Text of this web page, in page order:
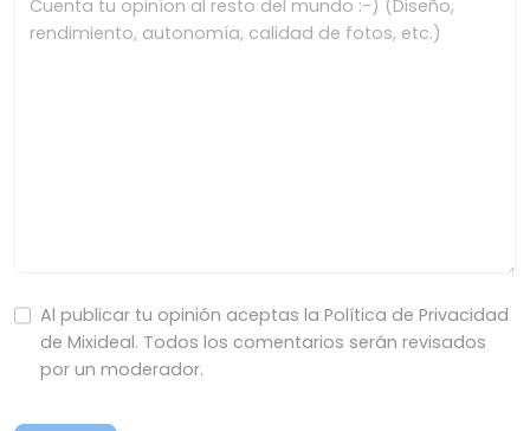
Al publicar tu opinión aceptas la Política de Privacidad
de Mixideal. Todos los comentarios serán revisados
por un moderador.